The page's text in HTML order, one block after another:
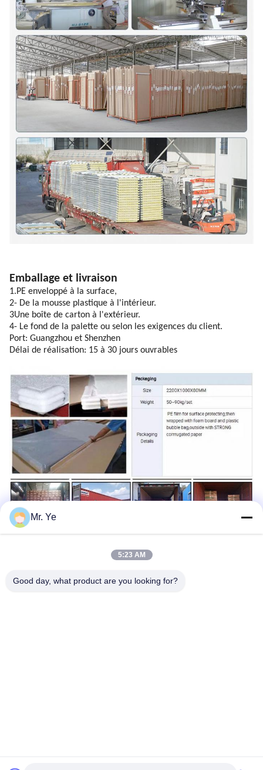
Emballage et livraison
1.PE enveloppé à la surface,
2- De la mousse plastique à l'intérieur.
3Une boîte de carton à l'extérieur.
4- Le fond de la palette ou selon les exigences du client.
Port: Guangzhou et Shenzhen
Délai de réalisation: 15 à 30 jours ouvrables
Mr. Ye
5:23 AM
Good day, what product are you looking for?